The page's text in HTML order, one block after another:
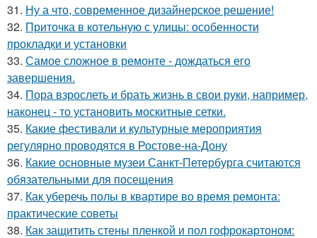
31. Ну а что, современное дизайнерское решение!
32. Приточка в котельную с улицы: особенности
прокладки и установки
33. Самое сложное в ремонте - дождаться его
завершения.
34. Пора взрослеть и брать жизнь в свои руки, например,
наконец - то установить москитные сетки.
35. Какие фестивали и культурные мероприятия
регулярно проводятся в Ростове-на-Дону
36. Какие основные музеи Санкт-Петербурга считаются
обязательными для посещения
37. Как уберечь полы в квартире во время ремонта:
практические советы
38. Как защитить стены пленкой и пол гофрокартоном: